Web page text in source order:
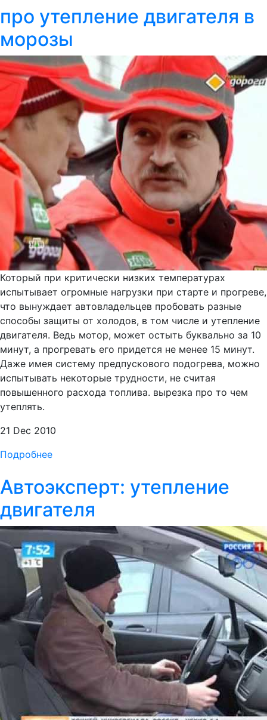
про утепление двигателя в
морозы
Который при критически низких температурах
испытывает огромные нагрузки при старте и прогреве,
что вынуждает автовладельцев пробовать разные
способы защиты от холодов, в том числе и утепление
двигателя. Ведь мотор, может остыть буквально за 10
минут, а прогревать его придется не менее 15 минут.
Даже имея систему предпускового подогрева, можно
испытывать некоторые трудности, не считая
повышенного расхода топлива. вырезка про то чем
утеплять.
21 Dec 2010
Подробнее
Автоэксперт: утепление
двигателя